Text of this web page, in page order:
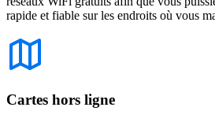
rapide et fiable sur les endroits où vous
Cartes hors ligne